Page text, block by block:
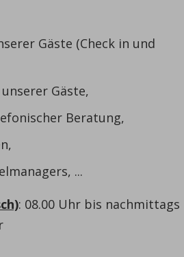
Gäste (Check in und
Gäste,
Beratung,
...
: 08.00 Uhr bis nachmittags